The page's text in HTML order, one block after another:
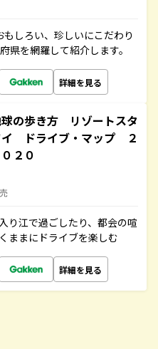
もしろい、珍しいにこだわり
県を網羅して紹介します。
詳細を見る
の歩き方 リゾートスタ
ドライブ・マップ ２
２０
り江で過ごしたり、都会の喧
ままにドライブを楽しむ
詳細を見る